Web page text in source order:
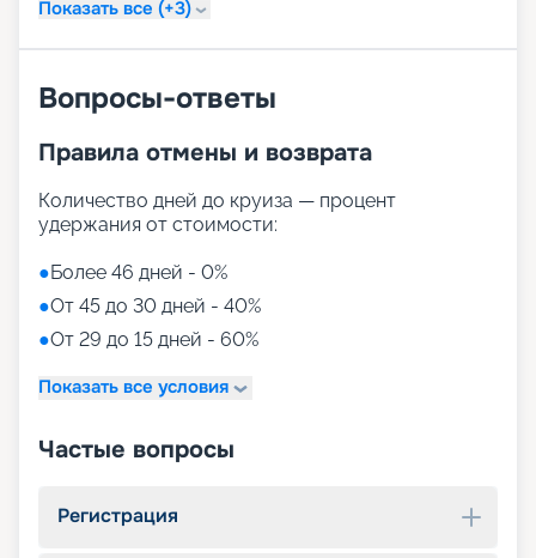
Показать все (+3)
Вопросы-ответы
Правила отмены и возврата
Количество дней до круиза — процент
удержания от стоимости:
●Более 46 дней - 0%
●От 45 до 30 дней - 40%
●От 29 до 15 дней - 60%
Показать все условия
Частые вопросы
Регистрация